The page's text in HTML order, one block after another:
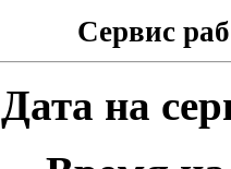
Сервис
Дата на